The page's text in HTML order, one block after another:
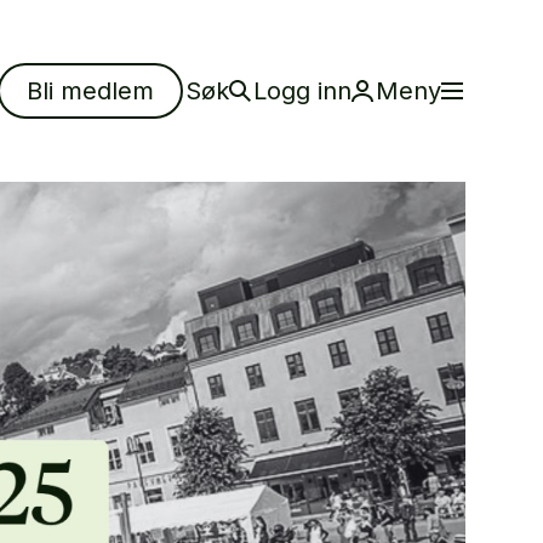
Bli medlem Søk Logg inn Meny